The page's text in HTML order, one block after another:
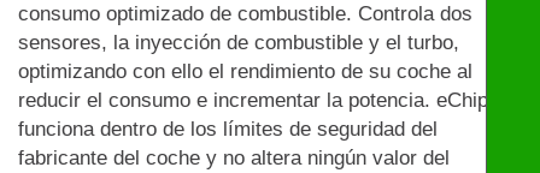
consumo optimizado de combustible. Controla dos
sensores, la inyección de combustible y el turbo,
optimizando con ello el rendimiento de su coche al
reducir el consumo e incrementar la potencia. eChip
funciona dentro de los límites de seguridad del
fabricante del coche y no altera ningún valor del